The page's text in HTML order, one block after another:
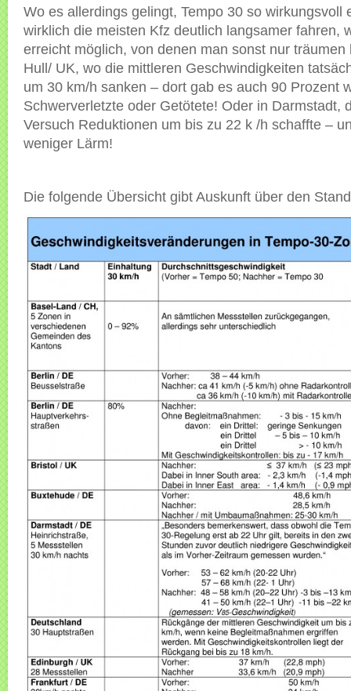
Wo es allerdings gelingt, Tempo 30 so wirkungsvoll
wirklich die meisten Kfz deutlich langsamer fahren,
erreicht möglich, von denen man sonst nur träumen
Hull/ UK, wo die mittleren Geschwindigkeiten
um 30 km/h sanken – dort gab es auch 90 Prozent
Schwerverletzte oder Getötete! Oder in Darmstadt,
Versuch Reduktionen um bis zu 22 k /h schaffte –
weniger Lärm!
Die folgende Übersicht gibt Auskunft über den